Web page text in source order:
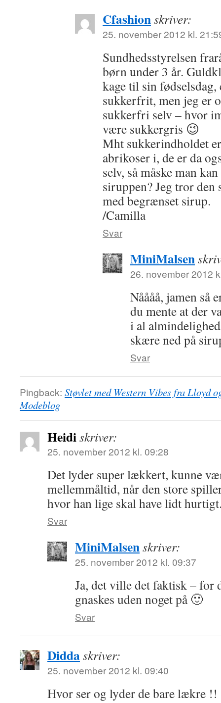
Cfashionskriver:
25. november 2012 kl.
Sundhedsstyrelsen
børn under 3 år.
kage til sin
sukkerfrit, men jeg er
sukkerfri selv – hvor
være sukkergris 😉
Mht sukkerindholdet
abrikoser i, de er da
selv, så måske man
siruppen? Jeg tror den
med begrænset sirup.
/Camilla
Svar
MiniMalsen
26. november 2012
Nåååå, jamen så
du mente at der
i al
skære ned på
Svar
Pingback: Støvlet med Western Vibes fra Lloyd
Modeblog
Heidiskriver:
25. november 2012 kl. 09:28
Det lyder super lækkert, kunne
mellemmåltid, når den store
hvor han lige skal have lidt
Svar
MiniMalsenskriver:
25. november 2012 kl. 09:37
Ja, det ville det faktisk – for
gnaskes uden noget på 🙂
Svar
Diddaskriver:
25. november 2012 kl. 09:40
Hvor ser og lyder de bare lækre